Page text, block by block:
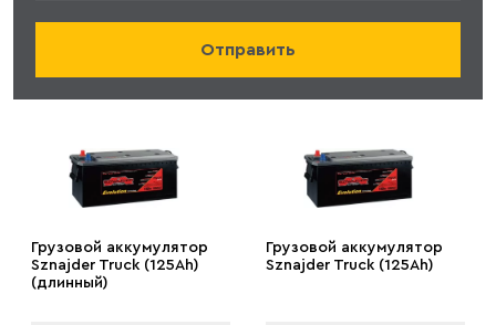
Грузовой аккумулятор
Sznajder Truck (125Ah)
(длинный)
Грузовой аккумулятор
Sznajder Truck (125Ah)